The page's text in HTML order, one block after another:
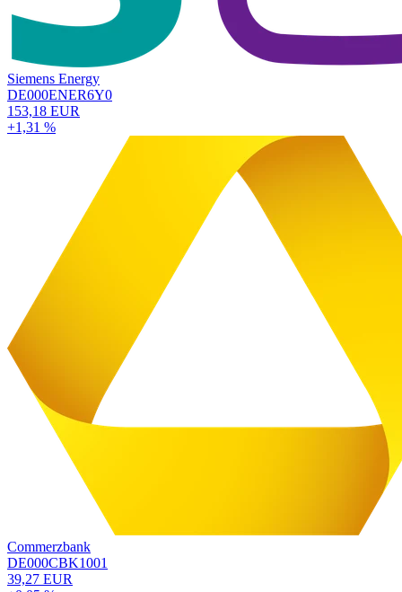
Siemens Energy
DE000ENER6Y0
153,18 EUR
+1,31 %
Commerzbank
DE000CBK1001
39,27 EUR